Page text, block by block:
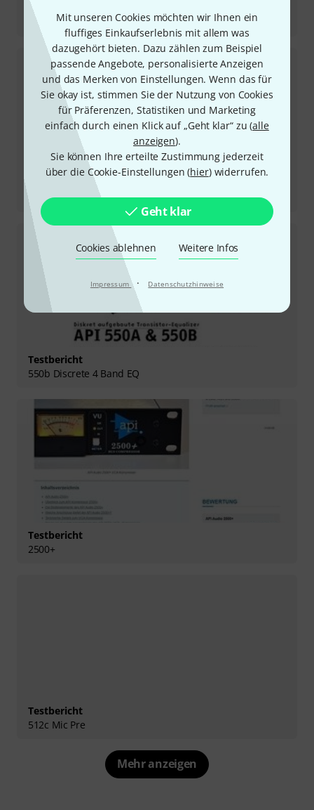
Mit unseren Cookies möchten wir Ihnen ein
fluffiges Einkaufserlebnis mit allem was
dazugehört bieten. Dazu zählen zum Beispiel
passende Angebote, personalisierte Anzeigen
und das Merken von Einstellungen. Wenn das für
Sie okay ist, stimmen Sie der Nutzung von Cookies
für Präferenzen, Statistiken und Marketing
einfach durch einen Klick auf „Geht klar“ zu (alle
anzeigen).
Sie können Ihre erteilte Zustimmung jederzeit
über die Cookie-Einstellungen (hier) widerrufen.
Geht klar
Cookies ablehnen Weitere Infos
Impressum · Datenschutzhinweise
Testbericht
500VPR
565 Filter Bank
Testbericht
550b Discrete 4 Band EQ
Testbericht
2500+
Testbericht
512c Mic Pre
Mehr anzeigen